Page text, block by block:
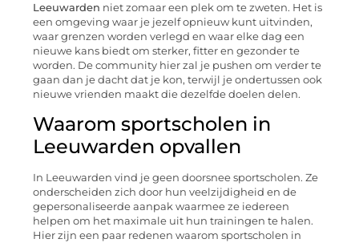
Leeuwarden niet zomaar een plek om te zweten. Het is
een omgeving waar je jezelf opnieuw kunt uitvinden,
waar grenzen worden verlegd en waar elke dag een
nieuwe kans biedt om sterker, fitter en gezonder te
worden. De community hier zal je pushen om verder te
gaan dan je dacht dat je kon, terwijl je ondertussen ook
nieuwe vrienden maakt die dezelfde doelen delen.
Waarom sportscholen in
Leeuwarden opvallen
In Leeuwarden vind je geen doorsnee sportscholen. Ze
onderscheiden zich door hun veelzijdigheid en de
gepersonaliseerde aanpak waarmee ze iedereen
helpen om het maximale uit hun trainingen te halen.
Hier zijn een paar redenen waarom sportscholen in